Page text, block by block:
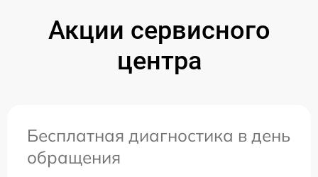
Акции сервисного
центра
Бесплатная диагностика в день
обращения